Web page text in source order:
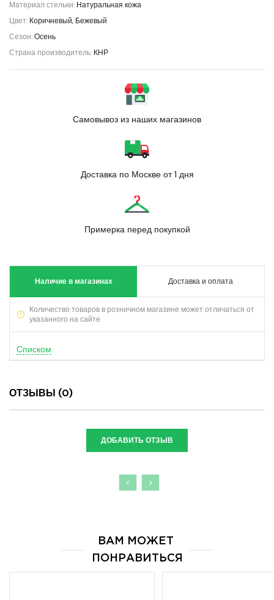
Материал стельки: Натуральная кожа
Цвет: Коричневый, Бежевый
Сезон:Осень
Страна производитель: КНР
Самовывоз из наших магазинов
Доставка по Москве от 1 дня
Примерка перед покупкой
Наличие в магазинах Доставка и оплата
Количество товаров в розничном магазине может отличаться от
указанного на сайте
Списком
ОТЗЫВЫ (0)
ДОБАВИТЬ ОТЗЫВ
< >
ВАМ МОЖЕТ
ПОНРАВИТЬСЯ